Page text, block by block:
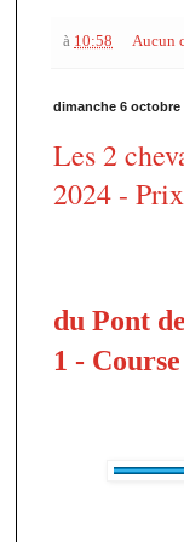
à 10:58 Aucun
dimanche 6 octobre
Les 2
2024 -
du Pont
1 -